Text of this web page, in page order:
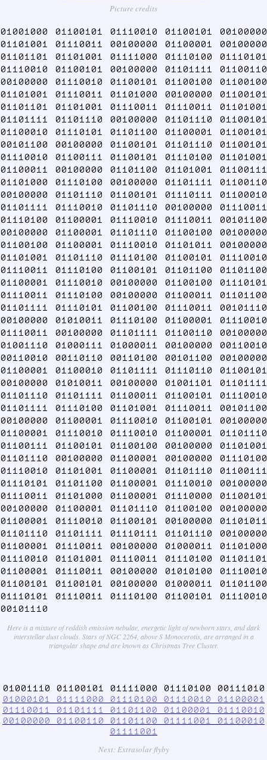
Picture credits
01001000 01100101 01110010 01100101 00100000
01101001 01110011 00100000 01100001 00100000
01101101 01101001 01111000 01110100 01110101
01110010 01100101 00100000 01101111 01100110
00100000 01110010 01100101 01100100 01100100
01101001 01110011 01101000 00100000 01100101
01101101 01101001 01110011 01110011 01101001
01101111 01101110 00100000 01101110 01100101
01100010 01110101 01101100 01100001 01100101
00101100 00100000 01100101 01101110 01100101
01110010 01100111 01100101 01110100 01101001
01100011 00100000 01101100 01101001 01100111
01101000 01110100 00100000 01101111 01100110
00100000 01101110 01100101 01110111 01100010
01101111 01110010 01101110 00100000 01110011
01110100 01100001 01110010 01110011 00101100
00100000 01100001 01101110 01100100 00100000
01100100 01100001 01110010 01101011 00100000
01101001 01101110 01110100 01100101 01110010
01110011 01110100 01100101 01101100 01101100
01100001 01110010 00100000 01100100 01110101
01110011 01110100 00100000 01100011 01101100
01101111 01110101 01100100 01110011 00101110
00100000 01010011 01110100 01100001 01110010
01110011 00100000 01101111 01100110 00100000
01001110 01000111 01000011 00100000 00110010
00110010 00110110 00110100 00101100 00100000
01100001 01100010 01101111 01110110 01100101
00100000 01010011 00100000 01001101 01101111
01101110 01101111 01100011 01100101 01110010
01101111 01110100 01101001 01110011 00101100
00100000 01100001 01110010 01100101 00100000
01100001 01110010 01110010 01100001 01101110
01100111 01100101 01100100 00100000 01101001
01101110 00100000 01100001 00100000 01110100
01110010 01101001 01100001 01101110 01100111
01110101 01101100 01100001 01110010 00100000
01110011 01101000 01100001 01110000 01100101
00100000 01100001 01101110 01100100 00100000
01100001 01110010 01100101 00100000 01101011
01101110 01101111 01110111 01101110 00100000
01100001 01110011 00100000 01000011 01101000
01110010 01101001 01110011 01110100 01101101
01100001 01110011 00100000 01010100 01110010
01100101 01100101 00100000 01000011 01101100
01110101 01110011 01110100 01100101 01110010
00101110
Here is a mixture of reddish emission nebulae, energetic light of newborn stars, and dark
interstellar dust clouds. Stars of NGC 2264, above S Monocerotis, are arranged in a
triangular shape and are known as Christmas Tree Cluster.
01001110 01100101 01111000 01110100 00111010
01000101 01111000 01110100 01110010 01100001
01110011 01101111 01101100 01100001 01110010
00100000 01100110 01101100 01111001 01100010
01111001
Next: Extrasolar flyby